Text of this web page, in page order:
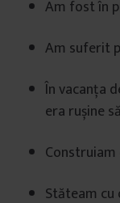
Am fost în
Am suferit
În vacanța
era rușine
Construiam
Stăteam cu